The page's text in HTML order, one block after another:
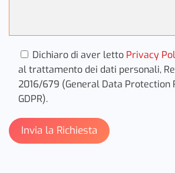
Dichiaro di aver letto Privacy
al trattamento dei dati personali,
2016/679 (General Data Protection
GDPR).